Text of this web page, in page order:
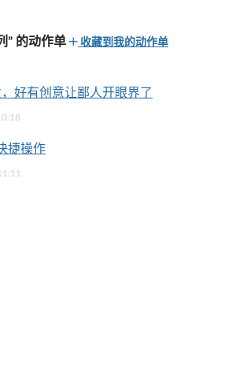
” 的动作单 收藏到我的动作单
好有创意让鄙人开眼界了
捷操作